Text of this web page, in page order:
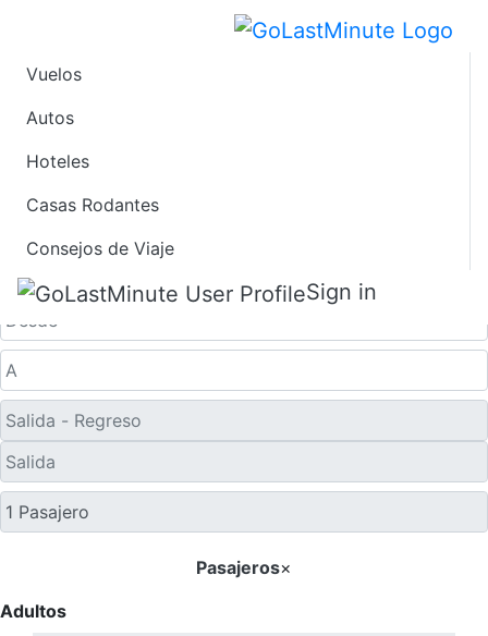
Vuelos
Autos
Hoteles
Casas Rodantes
Consejos de Viaje
Sign in
Ofertas de Viaje de
Último Minuto a
Nanchang
Solo ida
Pasajeros×
Adultos